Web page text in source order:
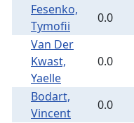
Fesenko,
Tymofii
0.0
Van Der
Kwast,
Yaelle
0.0
Bodart,
Vincent
0.0